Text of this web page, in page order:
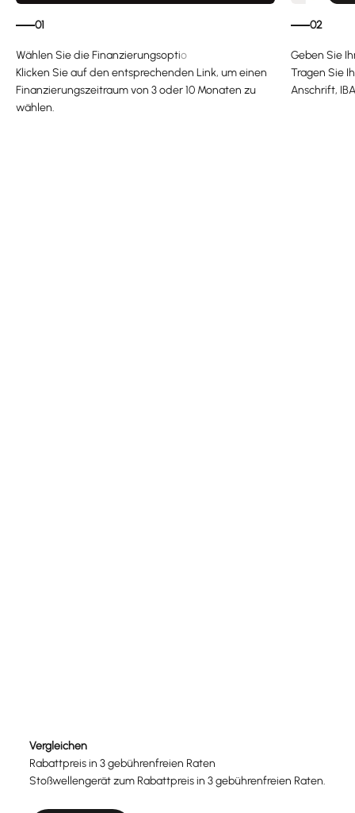
01
Klicken Sie auf den entsprechenden Link, um einen
Finanzierungszeitraum von 3 oder 10 Monaten zu
wählen.
02
Tragen Sie
Anschrift,
Vergleichen
Rabattpreis in 3 gebührenfreien Raten
Stoßwellengerät zum Rabattpreis in 3 gebührenfreien Raten.